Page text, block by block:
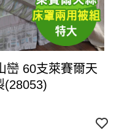
巒 60支萊賽爾天
(28053)